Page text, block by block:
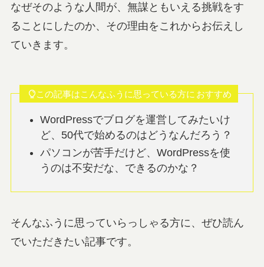
なぜそのような人間が、無謀ともいえる挑戦をす
ることにしたのか、その理由をこれからお伝えし
ていきます。
この記事はこんなふうに思っている方に おすすめ
WordPressでブログを運営してみたいけ
ど、50代で始めるのはどうなんだろう？
パソコンが苦手だけど、WordPressを使
うのは不安だな、できるのかな？
そんなふうに思っていらっしゃる方に、ぜひ読ん
でいただきたい記事です。